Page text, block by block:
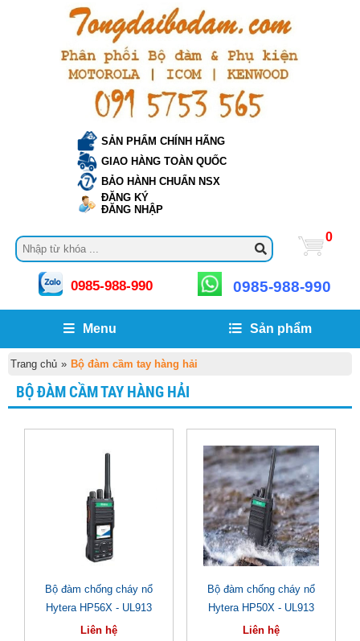
SẢN PHẨM CHÍNH HÃNG
GIAO HÀNG TOÀN QUỐC
BẢO HÀNH CHUẨN NSX
ĐĂNG KÝ
ĐĂNG NHẬP
0
0985-988-990 0985-988-990
Menu Sản phẩm
Trang chủ » Bộ đàm cầm tay hàng hải
BỘ ĐÀM CẦM TAY HÀNG HẢI
Bộ đàm chống cháy nổ
Hytera HP56X - UL913
Liên hệ
Bộ đàm chống cháy nổ
Hytera HP50X - UL913
Liên hệ